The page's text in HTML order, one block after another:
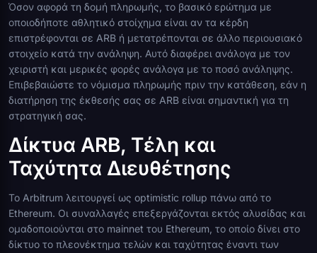
Όσον αφορά τη δομή πληρωμής, το βασικό ερώτημα με
οποιοδήποτε αθλητικό στοίχημα είναι αν τα κέρδη
επιστρέφονται σε ARB ή μετατρέπονται σε άλλο περιουσιακό
στοιχείο κατά την ανάληψη. Αυτό διαφέρει ανάλογα με τον
χειριστή και μερικές φορές ανάλογα με το ποσό ανάληψης.
Επιβεβαιώστε το νόμισμα πληρωμής πριν την κατάθεση, εάν η
διατήρηση της έκθεσής σας σε ARB είναι σημαντική για τη
στρατηγική σας.
Δίκτυα ARB, Τέλη και
Ταχύτητα Διευθέτησης
Το Arbitrum λειτουργεί ως optimistic rollup πάνω από το
Ethereum. Οι συναλλαγές επεξεργάζονται εκτός αλυσίδας και
ομαδοποιούνται στο mainnet του Ethereum, το οποίο δίνει στο
δίκτυο το πλεονέκτημα τελών και ταχύτητας έναντι των